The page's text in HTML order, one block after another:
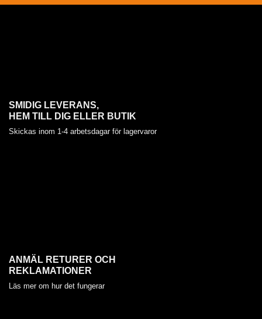
SMIDIG LEVERANS,
HEM TILL DIG ELLER BUTIK
Skickas inom 1-4 arbetsdagar för lagervaror
ANMÄL RETURER OCH
REKLAMATIONER
Läs mer om hur det fungerar